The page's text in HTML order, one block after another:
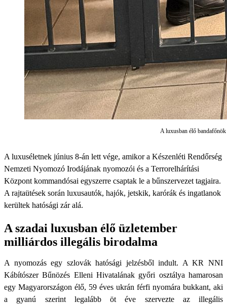
A luxusban élő
A luxuséletnek június 8-án lett vége, amikor a Készenléti Rendőrség
Nemzeti Nyomozó Irodájának nyomozói és a Terrorelhárítási
Központ kommandósai egyszerre csaptak le a bűnszervezet tagjaira.
A rajtaütések során luxusautók, hajók, jetskik, karórák és ingatlanok
kerültek hatósági zár alá.
A szadai luxusban élő üzletember
milliárdos illegális birodalma
A nyomozás egy szlovák hatósági jelzésből indult. A KR NNI
Kábítószer Bűnözés Elleni Hivatalának győri osztálya hamarosan
egy Magyarországon élő, 59 éves ukrán férfi nyomára bukkant, aki
a gyanú szerint legalább öt éve szervezte az illegális